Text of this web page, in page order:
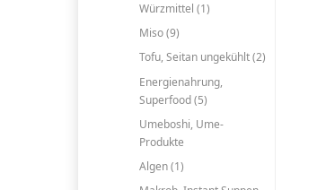
Würzmittel (1)
Miso (9)
Tofu, Seitan ungekühlt (2)
Energienahrung,
Superfood (5)
Umeboshi, Ume-
Produkte
Algen (1)